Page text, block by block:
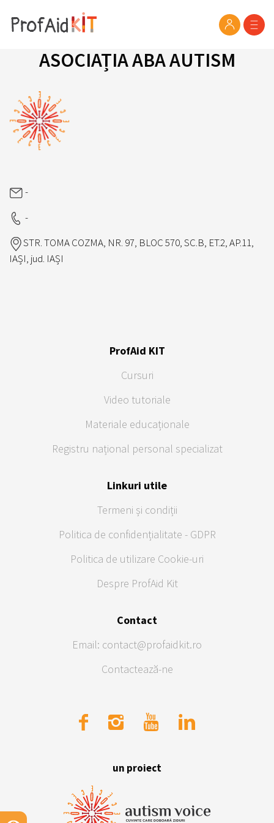
ASOCIAȚIA ABA AUTISM
-
-
STR. TOMA COZMA, NR. 97, BLOC 570, SC.B, ET.2, AP.11,
IAȘI, jud. IAȘI
ProfAid KIT
Cursuri
Video tutoriale
Materiale educaționale
Registru național personal specializat
Linkuri utile
Termeni și condiții
Politica de confidențialitate - GDPR
Politica de utilizare Cookie-uri
Despre ProfAid Kit
Contact
Email: contact@profaidkit.ro
Contactează-ne
un proiect